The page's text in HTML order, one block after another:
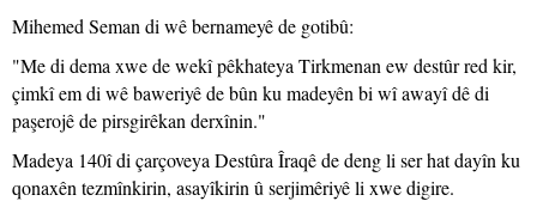
Mihemed Seman di wê bernameyê de gotibû:
"Me di dema xwe de wekî pêkhateya Tirkmenan ew destûr red kir,
çimkî em di wê baweriyê de bûn ku madeyên bi wî awayî dê di
paşerojê de pirsgirêkan derxînin."
Madeya 140î di çarçoveya Destûra Îraqê de deng li ser hat dayîn ku
qonaxên tezmînkirin, asayîkirin û serjimêriyê li xwe digire.